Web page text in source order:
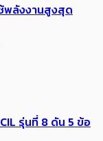
พลังงานสูงสุด
รุ่นที่ 8 ดัน 5 ข้อ